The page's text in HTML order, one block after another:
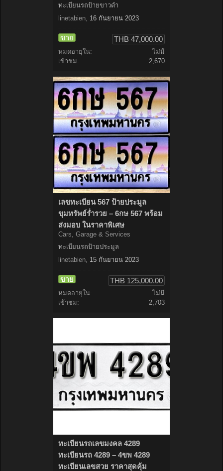
ทะเบียนรถป้ายขาวดำ
linetabien, 16 กันยายน 2023
ขาย THB 47,000.00
หมดอายุใน:
ไม่มี
เข้าชม:
2,670
เลขทะเบียน 567 ป้ายประมูล
ขุมทรัพย์ร่ำรวย – 6กษ 567 พร้อม
ส่งมอบ ในราคาพิเศษ
Cars, Garage & Services
ทะเบียนรถป้ายประมูล
linetabien 15 กันยายน 2023
ขาย THB 125,000.00
หมดอายุใน:
ไม่มี
เข้าชม:
2,703
ทะเบียนรถเลขมงคล 4289
ทะเบียนรถ 4289 – 4ขพ 4289
ทะเบียนเลขสวย ราคาสุดคุ้ม